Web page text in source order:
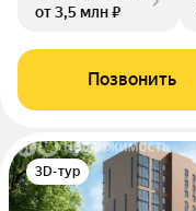
от 3,5 млн ₽
Позвонить
3D-тур